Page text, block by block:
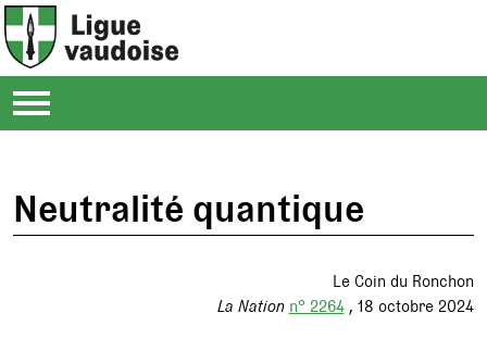
Neutralité quantique
Le Coin du Ronchon
La Nation n° 2264 18 octobre 2024